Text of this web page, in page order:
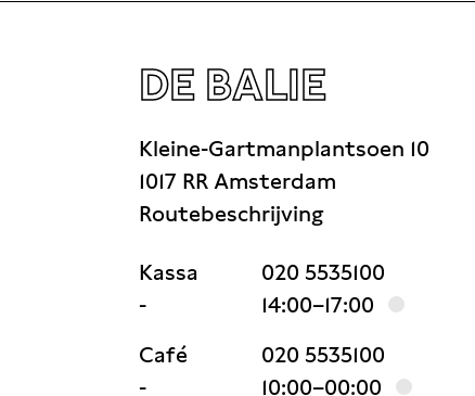
DE BALIE
Kleine-Gartmanplantsoen 10
1017 RR Amsterdam
Routebeschrijving
Kassa
020 5535100
-
14:00–17:00
Café
020 5535100
-
10:00–00:00